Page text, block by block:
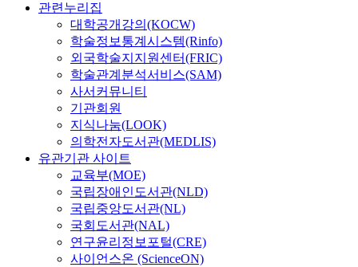
관련누리집
대학공개강의(KOCW)
학술정보통계시스템(Rinfo)
외국학술지지원센터(FRIC)
학술관계분석서비스(SAM)
사서커뮤니티
기관회원
지식나눔(LOOK)
의학전자도서관(MEDLIS)
유관기관 사이트
교육부(MOE)
국립장애인도서관(NLD)
국립중앙도서관(NL)
국회도서관(NAL)
연구윤리정보포털(CRE)
사이언스온 (ScienceON)